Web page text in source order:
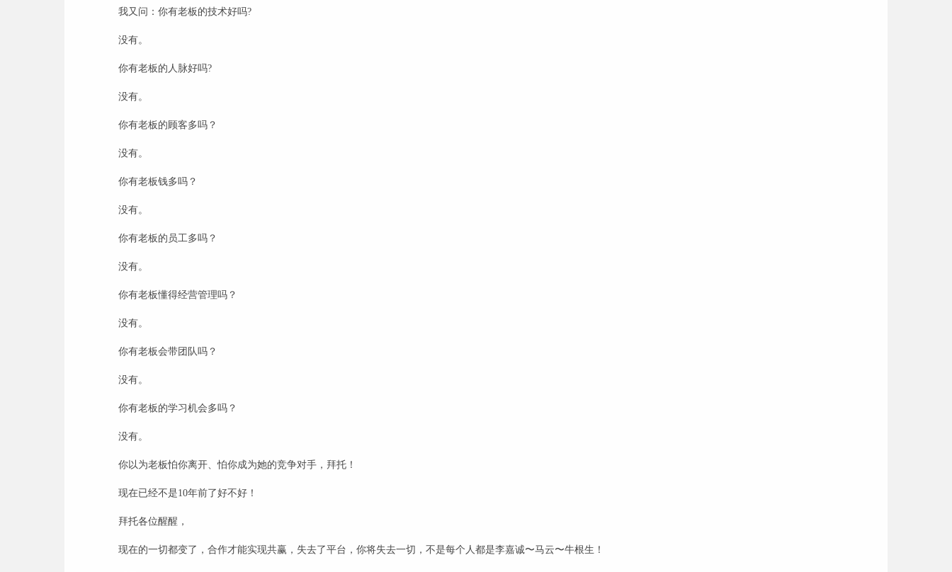
我又问：你有老板的技术好吗?
没有。
你有老板的人脉好吗?
没有。
你有老板的顾客多吗？
没有。
你有老板钱多吗？
没有。
你有老板的员工多吗？
没有。
你有老板懂得经营管理吗？
没有。
你有老板会带团队吗？
没有。
你有老板的学习机会多吗？
没有。
你以为老板怕你离开、怕你成为她的竞争对手，拜托！
现在已经不是10年前了好不好！
拜托各位醒醒，
现在的一切都变了，合作才能实现共赢，失去了平台，你将失去一切，不是每个人都是李嘉诚〜马云〜牛根生！